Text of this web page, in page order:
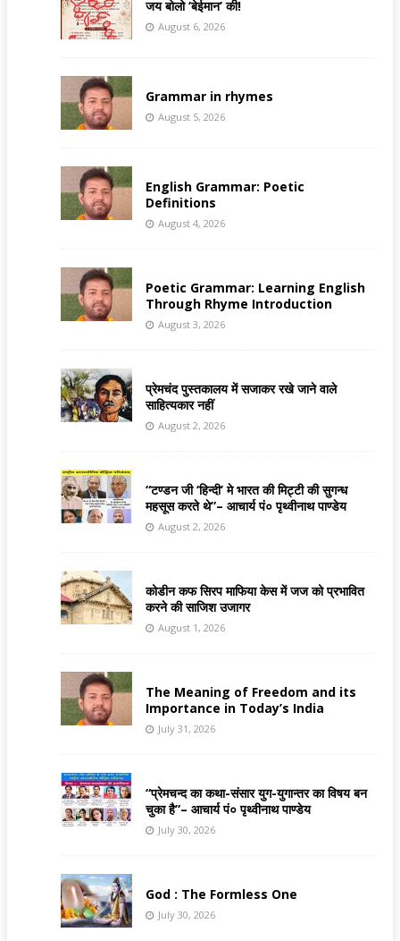
जय बोलो ‘बेईमान’ की!
August 6, 2026
Grammar in rhymes
August 5, 2026
English Grammar: Poetic
Definitions
August 4, 2026
Poetic Grammar: Learning English
Through Rhyme Introduction
August 3, 2026
प्रेमचंद पुस्तकालय में सजाकर रखे जाने वाले
साहित्यकार नहीं
August 2, 2026
“टण्डन जी ‘हिन्दी’ मे भारत की मिट्टी की सुगन्ध
महसूस करते थे”– आचार्य पं० पृथ्वीनाथ पाण्डेय
August 2, 2026
कोडीन कफ सिरप माफिया केस में जज को प्रभावित
करने की साजिश उजागर
August 1, 2026
The Meaning of Freedom and its
Importance in Today’s India
July 31, 2026
“प्रेमचन्द का कथा-संसार युग-युगान्तर का विषय बन
चुका है”– आचार्य पं० पृथ्वीनाथ पाण्डेय
July 30, 2026
God : The Formless One
July 30, 2026